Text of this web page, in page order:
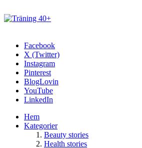
Facebook
X (Twitter)
Instagram
Pinterest
BlogLovin
YouTube
LinkedIn
Hem
Kategorier
Beauty stories
Health stories